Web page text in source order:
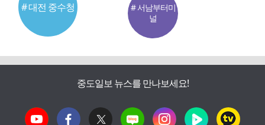
# 대전 중수청
# 서남부터미
널
중도일보 뉴스를 만나보세요!